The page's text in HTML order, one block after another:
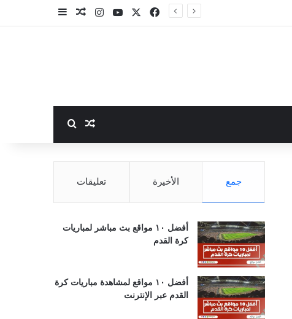
فيسبوك ‫YouTubeانستقراممقال عشوائي
مقال عشوائي
جمع الأخيرة تعليقات
أفضل ١٠ مواقع بث مباشر لمباريات
كرة القدم
أفضل ١٠ مواقع لمشاهدة مباريات كرة
القدم عبر الإنترنت